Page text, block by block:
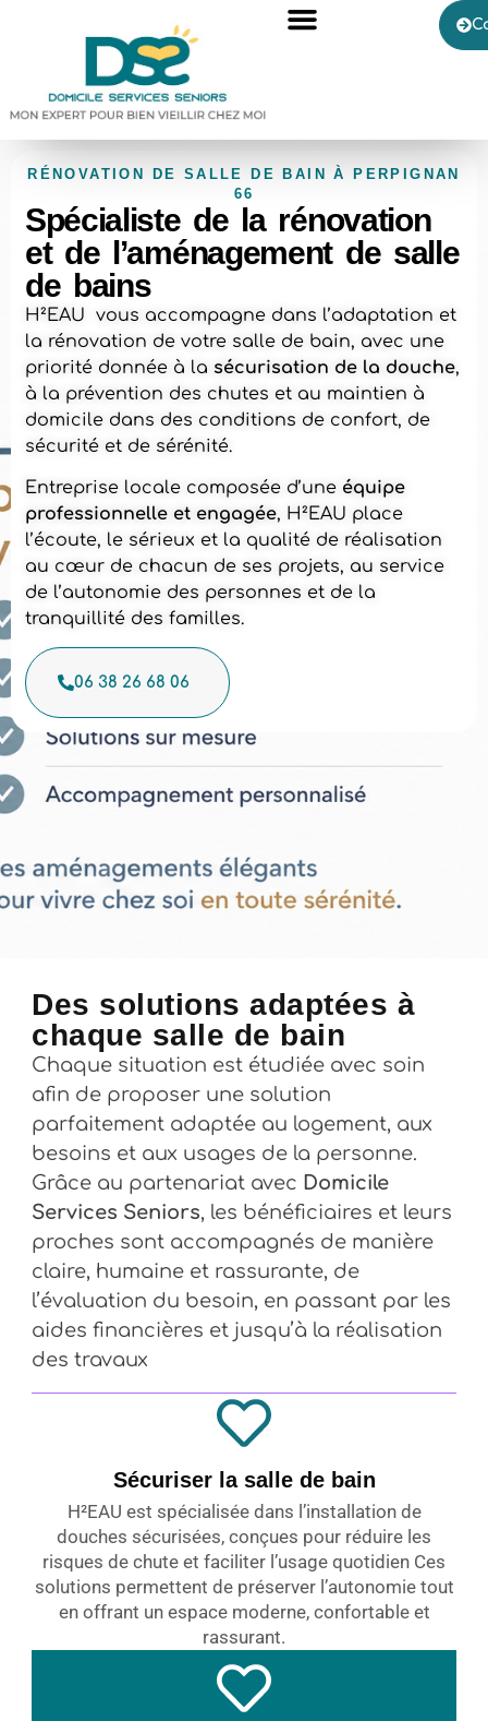
RÉNOVATION DE SALLE DE BAIN À PERPIGNAN
66
Spécialiste de la rénovation
et de l’aménagement de salle
de bains
H²EAU vous accompagne dans l’adaptation et
la rénovation de votre salle de bain, avec une
priorité donnée à la sécurisation de la douche,
à la prévention des chutes et au maintien à
domicile dans des conditions de confort, de
sécurité et de sérénité.
Entreprise locale composée d’une équipe
professionnelle et engagée, H²EAU place
l’écoute, le sérieux et la qualité de réalisation
au cœur de chacun de ses projets, au service
de l’autonomie des personnes et de la
tranquillité des familles.
06 38 26 68 06
Des solutions adaptées à
chaque salle de bain
Chaque situation est étudiée avec soin
afin de proposer une solution
parfaitement adaptée au logement, aux
besoins et aux usages de la personne.
Grâce au partenariat avec Domicile
Services Seniors, les bénéficiaires et leurs
proches sont accompagnés de manière
claire, humaine et rassurante, de
l’évaluation du besoin, en passant par les
aides financières et jusqu’à la réalisation
des travaux
Sécuriser la salle de bain
H²EAU est spécialisée dans l’installation de
douches sécurisées, conçues pour réduire les
risques de chute et faciliter l’usage quotidien Ces
solutions permettent de préserver l’autonomie tout
en offrant un espace moderne, confortable et
rassurant.